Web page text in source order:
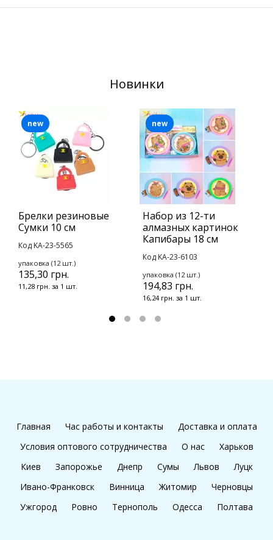
Новинки
Брелки резиновые
Сумки 10 см
Код KA-23-5565
упаковка (12 шт.)
135,30 грн.
11,28 грн. за 1 шт.
new
Набор из 12-ти
алмазных картинок
Капибары 18 см
Код KA-23-6103
упаковка (12 шт.)
194,83 грн.
16,24 грн. за 1 шт.
new
Главная Час работы и контакты
Доставка и оплата
Условия оптового сотрудничества
О нас
Харьков
Киев
Запорожье Днепр Сумы Львов
Луцк
Ивано-Франковск
Винница Житомир
Черновцы
Ужгород
Ровно Тернополь Одесса Полтава